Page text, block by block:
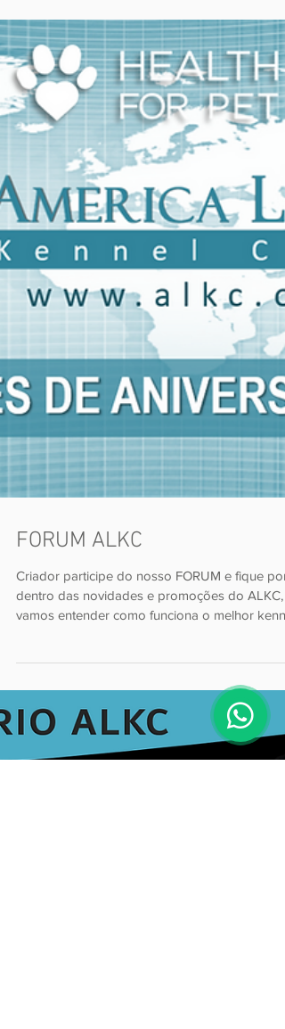
Conheça o Beagle
Dizem que o Beagle deve ter sido produzido a
partir do grande Foxhound para caçar com os
homens a pé, de preferência atrás da lebre.